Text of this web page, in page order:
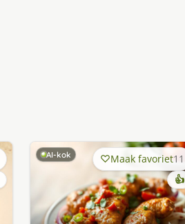
AI-kok Maak favoriet11
👍